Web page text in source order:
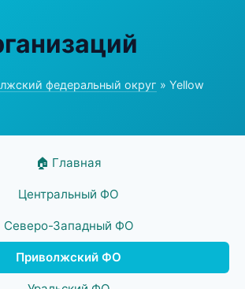
федеральный округ » Yellow
🏠 Главная
Центральный ФО
Северо-Западный ФО
Приволжский ФО